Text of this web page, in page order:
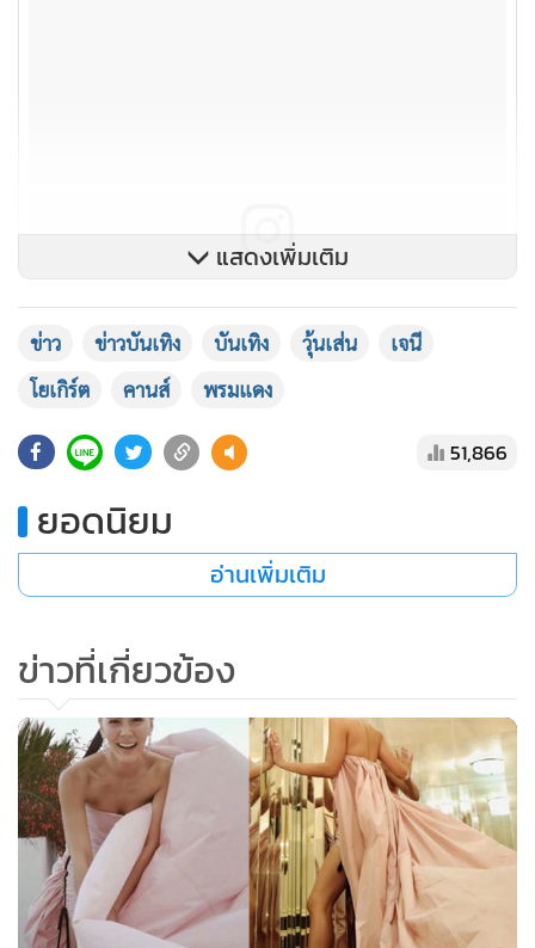
Proudly wearing @sean_poem for #cannes2018
#privatePOEMcouture @POEM_official 🖤
แสดงเพิ่มเติม
ข่าว ข่าวบันเทิง บันเทิง วุ้นเส่น
เจนี
โยเกิร์ต
คานส์ พรมแดง
51,866
ยอดนิยม
อ่านเพิ่มเติม
ข่าวที่เกี่ยวข้อง